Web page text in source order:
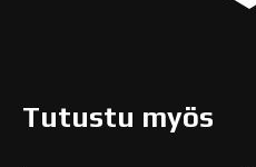
Tutustu myös